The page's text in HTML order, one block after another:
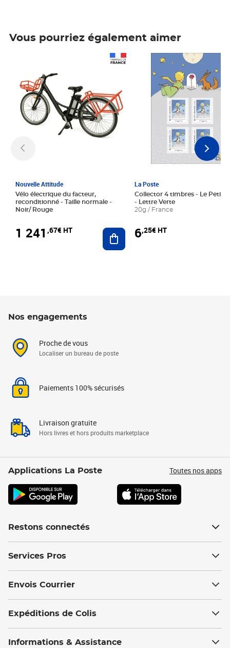
Vous pourriez également aimer
Nouvelle Attitude
Vélo électrique du facteur,
reconditionné - Taille normale -
Noir/ Rouge
1 241 ,67€ HT Ajouter au panier
La Poste
Collector 4 timbres - Le Petit
- Lettre Verte
20g / France
6,25€ HT
Prix 6,25€ HT
Nos engagements
Proche de vous
Localiser un bureau de poste
Paiements 100% sécurisés
Livraison gratuite
Hors livres et hors produits marketplace
Applications La Poste Toutes nos apps
Restons connectés
Services Pros
Envois Courrier
Expéditions de Colis
Informations & Assistance